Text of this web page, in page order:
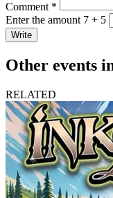
Comment *
Enter the amount 7 + 5
Write
Other events
RELATED